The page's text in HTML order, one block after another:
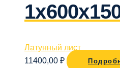
Латунный лист
11400,00 ₽